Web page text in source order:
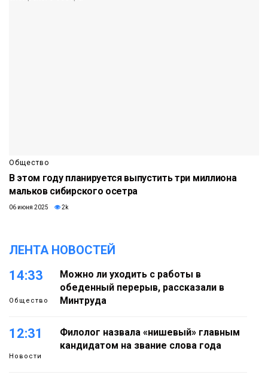
Общество
В этом году планируется выпустить три миллиона
мальков сибирского осетра
06 июня 2025 2k
ЛЕНТА НОВОСТЕЙ
14:33
Общество
Можно ли уходить с работы в
обеденный перерыв, рассказали в
Минтруда
12:31
Новости
Филолог назвала «нишевый» главным
кандидатом на звание слова года